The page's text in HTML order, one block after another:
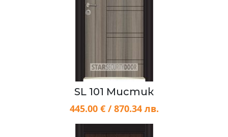
SL 101 Мистик
445.00 € / 870.34 лв.